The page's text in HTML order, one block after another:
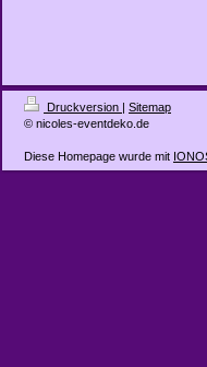
Druckversion | Sitemap
© nicoles-eventdeko.de
Diese Homepage wurde mit